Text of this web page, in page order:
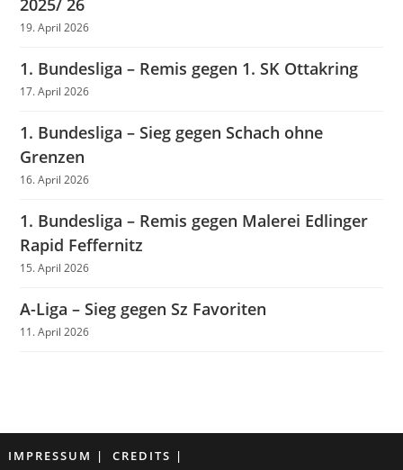
2025/ 26
19. April 2026
1. Bundesliga – Remis gegen 1. SK Ottakring
17. April 2026
1. Bundesliga – Sieg gegen Schach ohne
Grenzen
16. April 2026
1. Bundesliga – Remis gegen Malerei Edlinger
Rapid Feffernitz
15. April 2026
A-Liga – Sieg gegen Sz Favoriten
11. April 2026
IMPRESSUM CREDITS